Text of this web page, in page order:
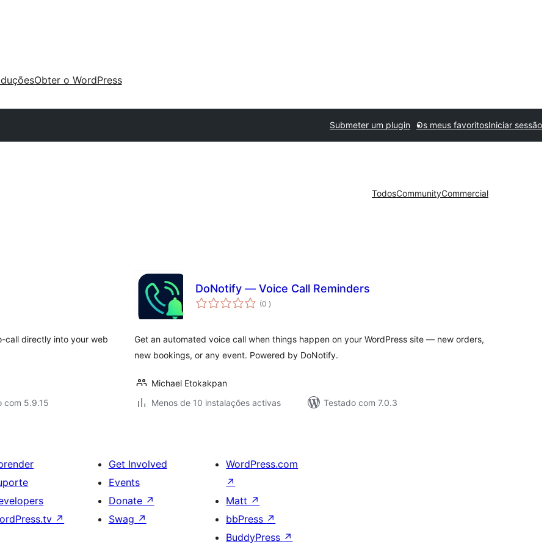
Obter o WordPress
Submeter um plugin Os meus favoritosIniciar sessão
TodosCommunityCommercial
call directly into your web
com 5.9.15
DoNotify — Voice Call Reminders
(0 classificações
)
Get an automated voice call when things happen on your WordPress site — new orders,
new bookings, or any event. Powered by DoNotify.
Michael Etokakpan
Menos de 10 instalações activas
Testado com 7.0.3
↗
Get Involved
Events
Donate ↗
Swag ↗
WordPress.com
↗
Matt ↗
bbPress ↗
BuddyPress ↗